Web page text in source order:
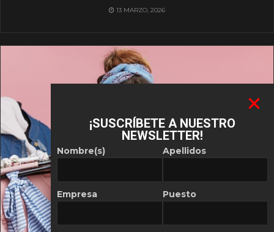
13 MARZO, 2026
¡SUSCRÍBETE A NUESTRO
NEWSLETTER!
Nombre(s)
Empresa
Apellidos
Puesto